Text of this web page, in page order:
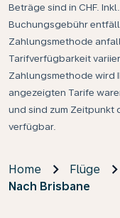
Beträge sind in CHF.
Buchungsgebühr
Zahlungsmethode
Tarifverfügbarkeit
Zahlungsmethode wird
angezeigten Tarife
und sind zum Zeitpunkt
verfügbar.
Home Flüge
Nach Brisbane